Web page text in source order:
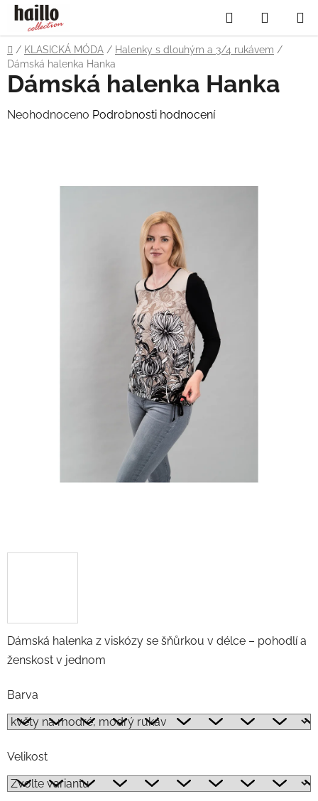
Přejít
obsah
Hledat
KOŠÍK
Domů
/ KLASICKÁ MÓDA / Halenky s dlouhým a 3/4 rukávem /
Dámská halenka Hanka
Dámská halenka z viskózy se šňůrkou v délce – pohodlí a
ženskost v jednom
Barva
Velikost
Dámská halenka Hanka
Průměrné
Neohodnoceno Podrobnosti hodnocení